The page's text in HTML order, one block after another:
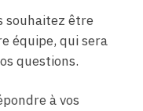
souhaitez être
équipe, qui sera
questions.
à vos